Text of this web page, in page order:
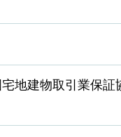
地建物取引業保